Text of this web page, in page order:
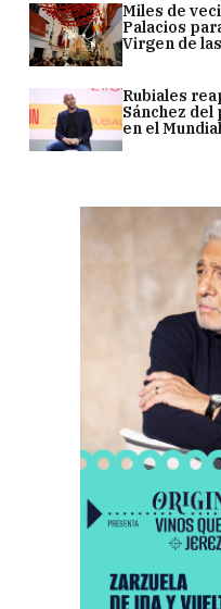
Miles de
Palacios
Virgen de
Rubiales
Sánchez
en el